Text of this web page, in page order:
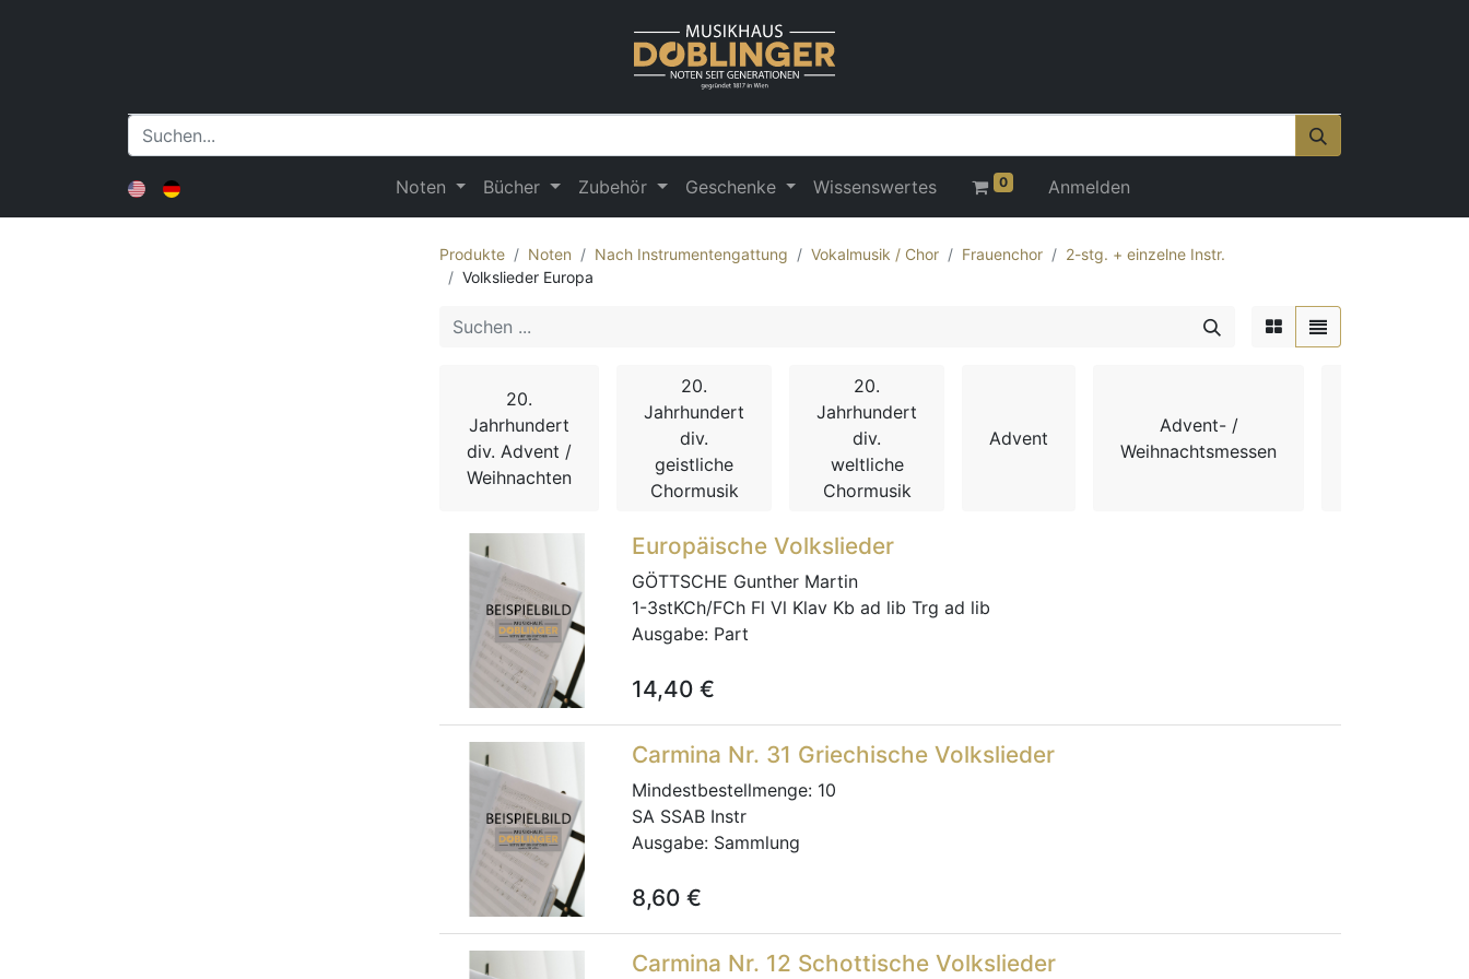
Noten Bücher Zubehör Geschenke Wissenswertes 0 Anmelden
Produkte Noten Nach Instrumentengattung Vokalmusik / Chor Frauenchor
2-stg. + einzelne Instr.
Volkslieder Europa
20.
Jahrhundert
div. Advent /
Weihnachten
20.
Jahrhundert
div.
geistliche
Chormusik
20.
Jahrhundert
div.
weltliche
Chormusik
Advent
Advent- /
Weihnachtsmessen
Europäische Volkslieder
GÖTTSCHE Gunther Martin
1-3stKCh/FCh Fl Vl Klav Kb ad lib Trg ad lib
Ausgabe: Part
14,40 €
Carmina Nr. 31 Griechische Volkslieder
Mindestbestellmenge: 10
SA SSAB Instr
Ausgabe: Sammlung
8,60 €
Carmina Nr. 12 Schottische Volkslieder